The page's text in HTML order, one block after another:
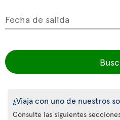
Fecha de salida
¿Viaja con uno de nuestros
Consulte las siguientes